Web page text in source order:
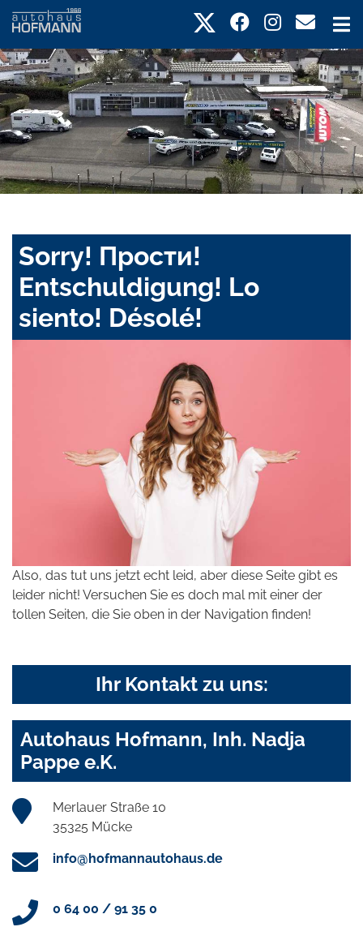
Sorry! Прости!
Entschuldigung! Lo
siento! Désolé!
Also, das tut uns jetzt echt leid, aber diese Seite gibt es
leider nicht! Versuchen Sie es doch mal mit einer der
tollen Seiten, die Sie oben in der Navigation finden!
Ihr Kontakt zu uns:
Autohaus Hofmann, Inh. Nadja
Pappe e.K.
Merlauer Straße 10
35325 Mücke
info@hofmannautohaus.de
0 64 00 / 91 35 0